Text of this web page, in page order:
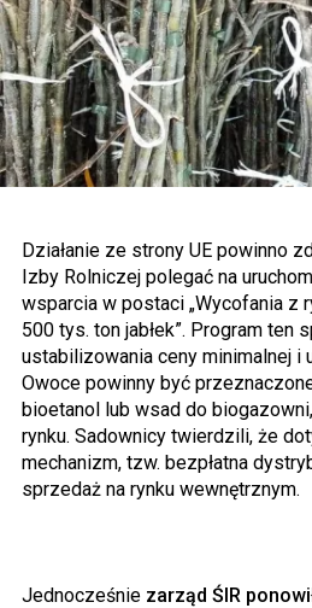
Działanie ze strony UE powinno
Izby Rolniczej polegać na
wsparcia w postaci „Wycofania z
500 tys. ton jabłek”. Program ten
ustabilizowania ceny minimalnej i
Owoce powinny być
bioetanol lub wsad do
rynku. Sadownicy twierdzili, że
mechanizm, tzw. bezpłatna
sprzedaż na rynku wewnętrznym.
Jednocześnie zarząd ŚIR